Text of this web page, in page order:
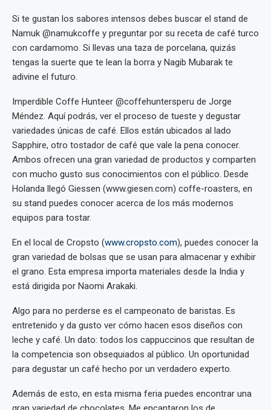
Si te gustan los sabores intensos debes buscar el stand de
Namuk @namukcoffe y preguntar por su receta de café turco
con cardamomo. Si llevas una taza de porcelana, quizás
tengas la suerte que te lean la borra y Nagib Mubarak te
adivine el futuro.
Imperdible Coffe Hunteer @coffehuntersperu de Jorge
Méndez. Aquí podrás, ver el proceso de tueste y degustar
variedades únicas de café. Ellos están ubicados al lado
Sapphire, otro tostador de café que vale la pena conocer.
Ambos ofrecen una gran variedad de productos y comparten
con mucho gusto sus conocimientos con el público. Desde
Holanda llegó Giessen (www.giesen.com) coffe-roasters, en
su stand puedes conocer acerca de los más modernos
equipos para tostar.
En el local de Cropsto (www.cropsto.com), puedes conocer la
gran variedad de bolsas que se usan para almacenar y exhibir
el grano. Esta empresa importa materiales desde la India y
está dirigida por Naomi Arakaki.
Algo para no perderse es el campeonato de baristas. Es
entretenido y da gusto ver cómo hacen esos diseños con
leche y café. Un dato: todos los cappuccinos que resultan de
la competencia son obsequiados al público. Un oportunidad
para degustar un café hecho por un verdadero experto.
Además de esto, en esta misma feria puedes encontrar una